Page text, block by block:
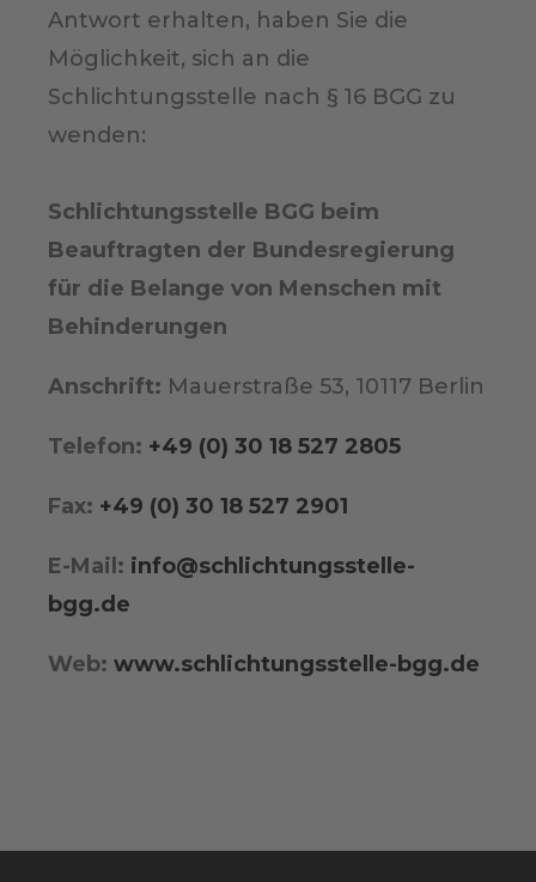
Antwort erhalten, haben Sie die
Möglichkeit, sich an die
Schlichtungsstelle nach § 16 BGG zu
wenden:
Schlichtungsstelle BGG beim
Beauftragten der Bundesregierung
für die Belange von Menschen mit
Behinderungen
Anschrift: Mauerstraße 53, 10117 Berlin
Telefon: +49 (0) 30 18 527 2805
Fax: +49 (0) 30 18 527 2901
E-Mail: info@schlichtungsstelle-
bgg.de
Web: www.schlichtungsstelle-bgg.de